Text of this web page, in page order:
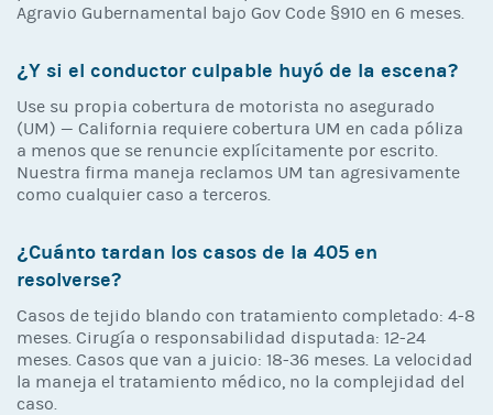
Agravio Gubernamental bajo Gov Code §910 en 6 meses.
¿Y si el conductor culpable huyó de la escena?
Use su propia cobertura de motorista no asegurado
(UM) — California requiere cobertura UM en cada póliza
a menos que se renuncie explícitamente por escrito.
Nuestra firma maneja reclamos UM tan agresivamente
como cualquier caso a terceros.
¿Cuánto tardan los casos de la 405 en
resolverse?
Casos de tejido blando con tratamiento completado: 4-8
meses. Cirugía o responsabilidad disputada: 12-24
meses. Casos que van a juicio: 18-36 meses. La velocidad
la maneja el tratamiento médico, no la complejidad del
caso.